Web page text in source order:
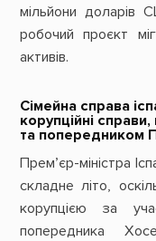
мільйони доларів
робочий проєкт
активів.
Сімейна справа
корупційні
та попередником
Прем’єр-міністра
складне літо,
корупцією за
попередника